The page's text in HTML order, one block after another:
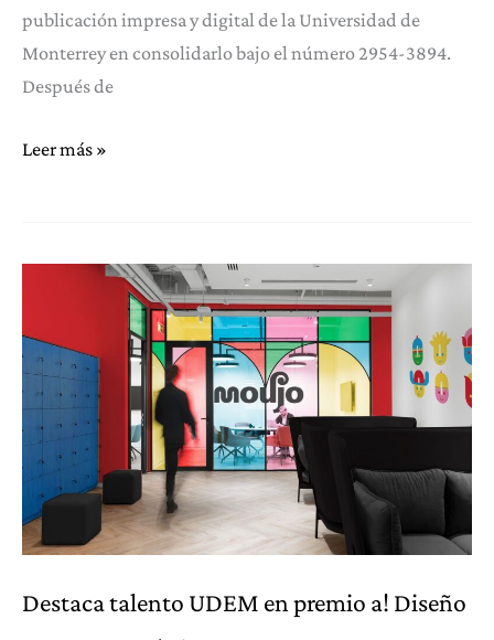
publicación impresa y digital de la Universidad de
Monterrey en consolidarlo bajo el número 2954-3894.
Después de
Agencia
publicación
de
la
UDEM
Leer más »
Destaca talento UDEM en premio a! Diseño